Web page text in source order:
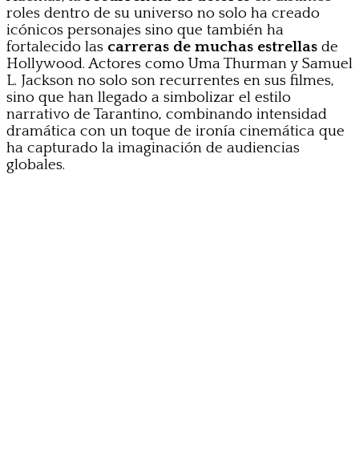
roles dentro de su universo no solo ha creado
icónicos personajes sino que también ha
fortalecido las carreras de muchas estrellas de
Hollywood. Actores como Uma Thurman y Samuel
L. Jackson no solo son recurrentes en sus filmes,
sino que han llegado a simbolizar el estilo
narrativo de Tarantino, combinando intensidad
dramática con un toque de ironía cinemática que
ha capturado la imaginación de audiencias
globales.